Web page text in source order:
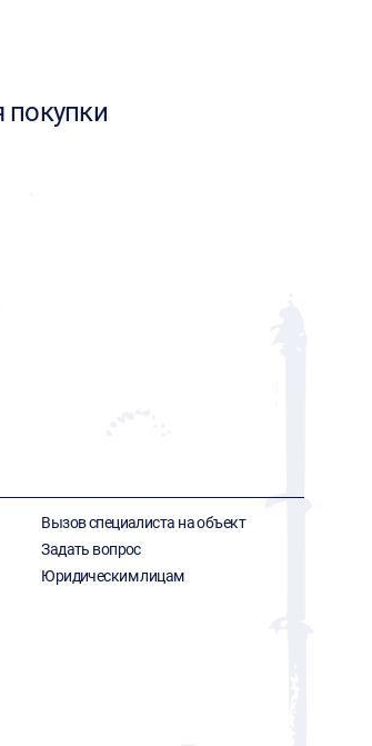
покупки
Вызов специалиста на объект
Задать вопрос
Юридическим лицам